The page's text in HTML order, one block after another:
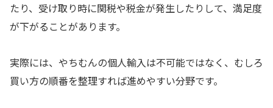
たり、受け取り時に関税や税金が発生したりして、満足度
が下がることがあります。
実際には、やちむんの個人輸入は不可能ではなく、むしろ
買い方の順番を整理すれば進めやすい分野です。